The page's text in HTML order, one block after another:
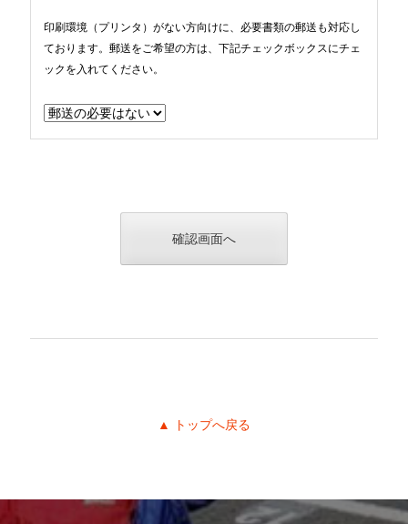
印刷環境（プリンタ）がない方向けに、必要書類の郵送も対応し
ております。郵送をご希望の方は、下記チェックボックスにチェ
ックを入れてください。
▲ トップへ戻る